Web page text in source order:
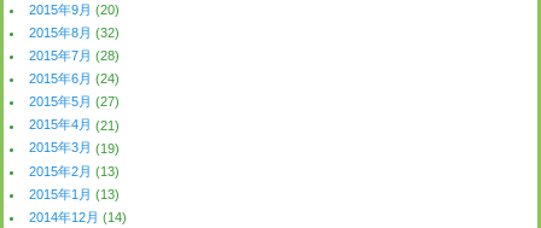
2015年9月 (20)
2015年8月 (32)
2015年7月 (28)
2015年6月 (24)
2015年5月 (27)
2015年4月 (21)
2015年3月 (19)
2015年2月 (13)
2015年1月 (13)
2014年12月 (14)